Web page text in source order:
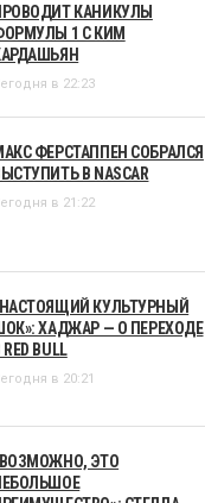
КАНИКУЛЫ
1 С КИМ
в 22:23
ФЕРСТАППЕН СОБРАЛСЯ
В NASCAR
в 21:22
КУЛЬТУРНЫЙ
ХАДЖАР — О ПЕРЕХОДЕ
RED BULL
в 20:21
ЭТО